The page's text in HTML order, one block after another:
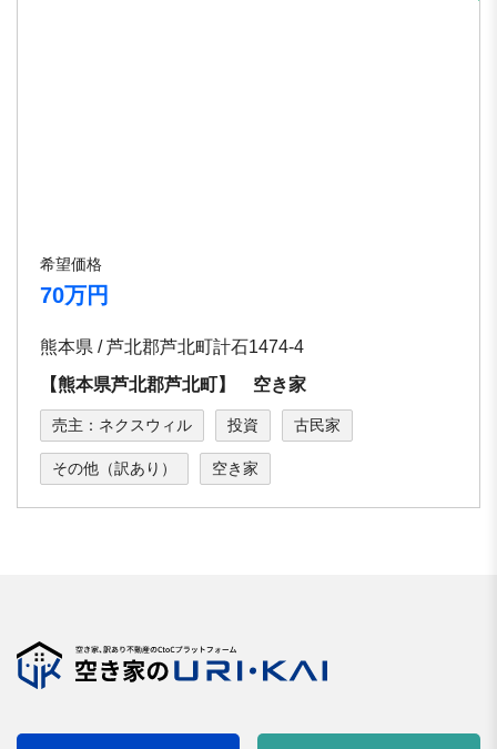
希望価格
70万円
熊本県 / 芦北郡芦北町計石1474-4
【熊本県芦北郡芦北町】 空き家
売主：ネクスウィル 投資 古民家
その他（訳あり） 空き家